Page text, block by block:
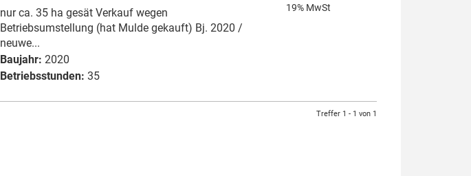
nur ca. 35 ha gesät Verkauf wegen
Betriebsumstellung (hat Mulde gekauft) Bj. 2020 /
neuwe...
Baujahr: 2020
Betriebsstunden: 35
19% MwSt
Treffer 1 - 1 von 1